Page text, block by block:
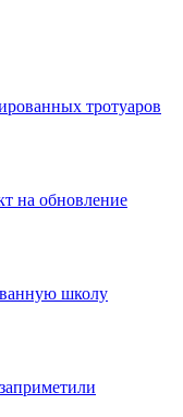
тротуаров
на обновление
школу